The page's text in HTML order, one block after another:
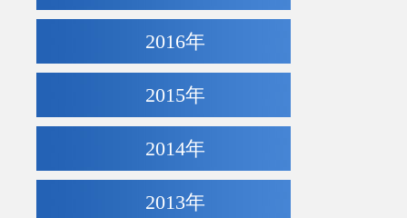
2016年
2015年
2014年
2013年